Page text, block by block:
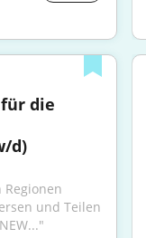
die
d)
und Teilen